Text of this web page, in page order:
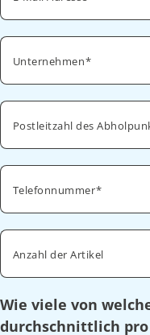
Unternehmen
Postleitzahl des
Telefonnummer
Anzahl der Artikel
Wie viele von
durchschnittlich pro